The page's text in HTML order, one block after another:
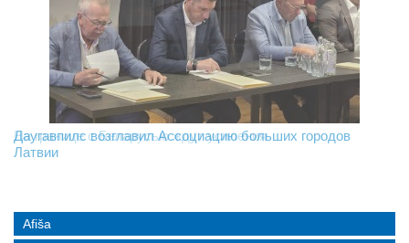
На границе с Беларусью ждут усиления
Даугавпилс возглавил Ассоциацию больших городов
Латвии
Инвалидность — не приговор: «Mediastrims» расскажет
реальные истории людей с ограниченными возможностями
Afiša